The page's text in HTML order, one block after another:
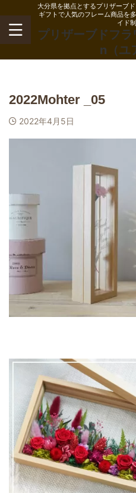
大分県を拠点とするプリザーブ
ギフトで人気のフレーム商品を
イド制
プリザーブドフ
n（ユ
2022Mohter _05
2022年4月5日